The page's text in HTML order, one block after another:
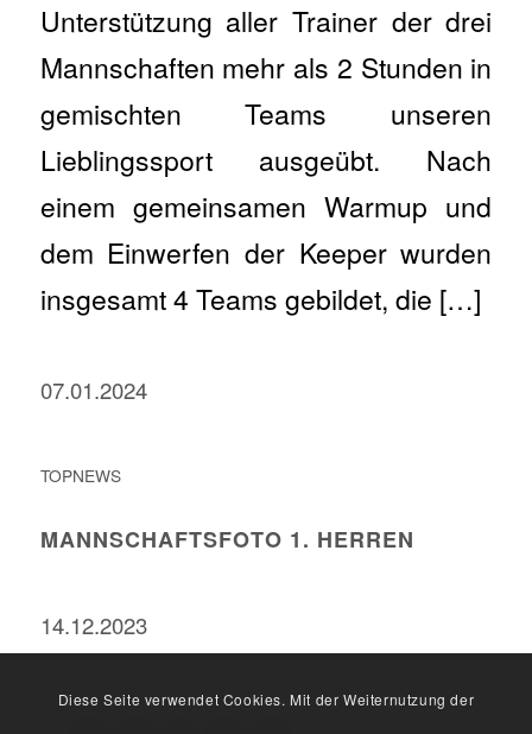
Unterstützung aller Trainer der drei
Mannschaften mehr als 2 Stunden in
gemischten Teams unseren
Lieblingssport ausgeübt. Nach
einem gemeinsamen Warmup und
dem Einwerfen der Keeper wurden
insgesamt 4 Teams gebildet, die […]
07.01.2024
TOPNEWS
MANNSCHAFTSFOTO 1. HERREN
14.12.2023
Diese Seite verwendet Cookies. Mit der Weiternutzung der